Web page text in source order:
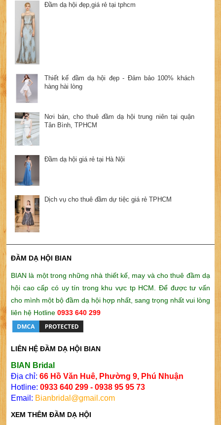
Đầm dạ hội đẹp,giá rẻ tại tphcm
Thiết kế đầm dạ hội đẹp - Đảm bảo 100% khách
hàng hài lòng
Nơi bán, cho thuê đầm dạ hội trung niên tại quận
Tân Bình, TPHCM
Đầm dạ hội giá rẻ tại Hà Nội
Dịch vụ cho thuê đầm dự tiệc giá rẻ TPHCM
ĐẦM DẠ HỘI BIAN
BIAN là một trong những nhà thiết kế, may và cho thuê đầm dạ
hội cao cấp có uy tín trong khu vực tp HCM. Để được tư vấn
cho mình một bộ đầm dạ hội hợp nhất, sang trọng nhất vui lòng
liên hệ Hotline 0933 640 299
LIÊN HỆ ĐẦM DẠ HỘI BIAN
BIAN Bridal
Địa chỉ: 66 Hồ Văn Huê, Phường 9, Phú Nhuận
Hotline: 0933 640 299 - 0938 95 95 73
Email: Bianbridal@gmail.com
XEM THÊM ĐẦM DẠ HỘI